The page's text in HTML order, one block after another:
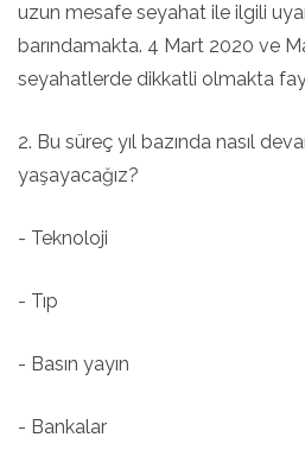
uzun mesafe seyahat ile ilgili
barındamakta. 4 Mart 2020 ve
seyahatlerde dikkatli olmakta
2. Bu süreç yıl bazında nasıl
yaşayacağız?
- Teknoloji
- Tıp
- Basın yayın
- Bankalar